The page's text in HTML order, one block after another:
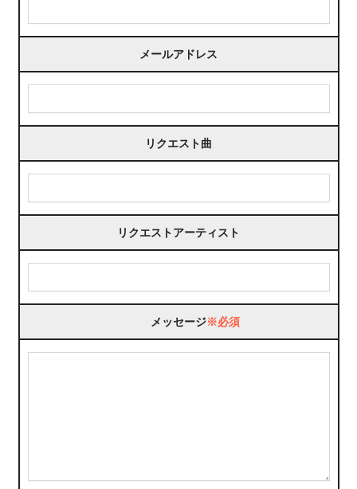
メールアドレス
リクエスト曲
リクエストアーティスト
メッセージ※必須